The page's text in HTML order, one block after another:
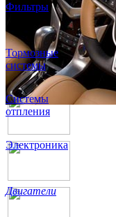
Фильтры
Тормозные
системы
Системы
отпления
Электроника
Двигатели